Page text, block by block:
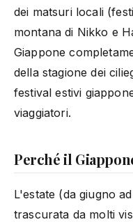
dei matsuri locali
montana di Nikko e
Giappone
della stagione dei
festival estivi
viaggiatori.
Perché il
L'estate (da giugno
trascurata da molti